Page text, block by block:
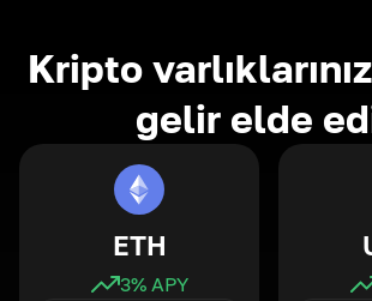
Kripto
gelir elde
ETH
3% APY